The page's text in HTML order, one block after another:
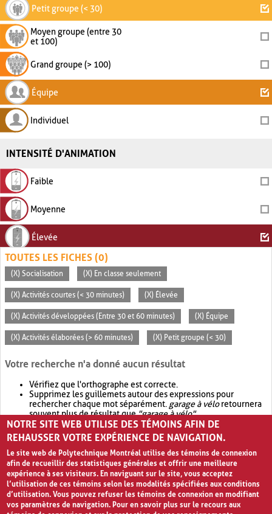
Petit groupe (< 30)
Moyen groupe (entre 30
et 100)
Grand groupe (> 100)
Équipe
Individuel
INTENSITÉ D'ANIMATION
Faible
Moyenne
Élevée
TOUTES LES FICHES (0)
(X) Socialisation (X) En classe seulement
(X) Activités courtes (< 30 minutes) (X) Élevée
(X) Activités développées (Entre 30 et 60 minutes) (X) Équipe
(X) Activités élaborées (> 60 minutes) (X) Petit groupe (< 30)
Votre recherche n'a donné aucun résultat
Vérifiez que l'orthographe est correcte.
Supprimez les guillemets autour des expressions pour
rechercher chaque mot séparément. garage à véloretournera
souvent plus de résultat que"garage à vélo".
Envisagez d'élargir votre recherche avec OR.garage OR vélo
retournera souvent plus de résultat quegarage à vélo
NOTRE SITE WEB UTILISE DES TÉMOINS AFIN DE
REHAUSSER VOTRE EXPÉRIENCE DE NAVIGATION.
Le site web de Polytechnique Montréal utilise des témoins de connexion
afin de recueillir des statistiques générales et offrir une meilleure
expérience à ses visiteurs. En naviguant sur le site, vous acceptez
l’utilisation de ces témoins selon les modalités spécifiées aux conditions
d’utilisation. Vous pouvez refuser les témoins de connexion en modifiant
vos paramètres de navigation. Pour en savoir plus sur le recours aux